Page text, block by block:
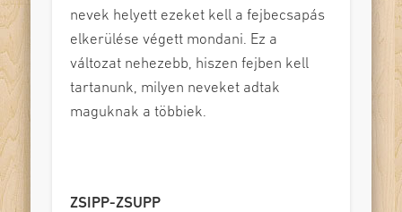
nevek helyett ezeket kell a fejbecsapás
elkerülése végett mondani. Ez a
változat nehezebb, hiszen fejben kell
tartanunk, milyen neveket adtak
maguknak a többiek.
ZSIPP-ZSUPP